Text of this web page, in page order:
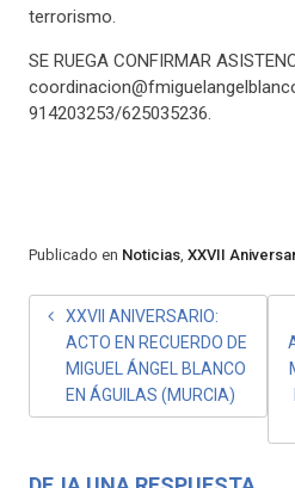
terrorismo.
SE RUEGA CONFIRMAR
914203253/625035236.
Publicado en Noticias, XXVII
NAVEGACIÓN
ENTRADAS
XXVII ANIVERSARIO:
ACTO EN RECUERDO DE
MIGUEL ÁNGEL BLANCO
EN ÁGUILAS (MURCIA)